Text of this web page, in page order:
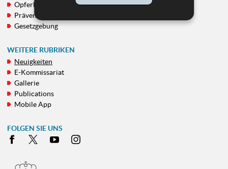
Opferhilfe
Prävention
Gesetzgebung
WEITERE RUBRIKEN
Neuigkeiten
E-Kommissariat
Gallerie
Publications
Mobile App
FOLGEN SIE UNS
Facebook
X Youtube